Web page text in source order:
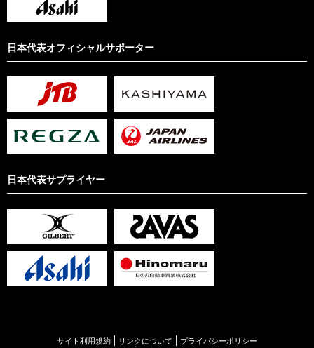
日本代表オフィシャルサポーター
日本代表サプライヤー
サイト利用規約 リンクについて プライバシーポリシー